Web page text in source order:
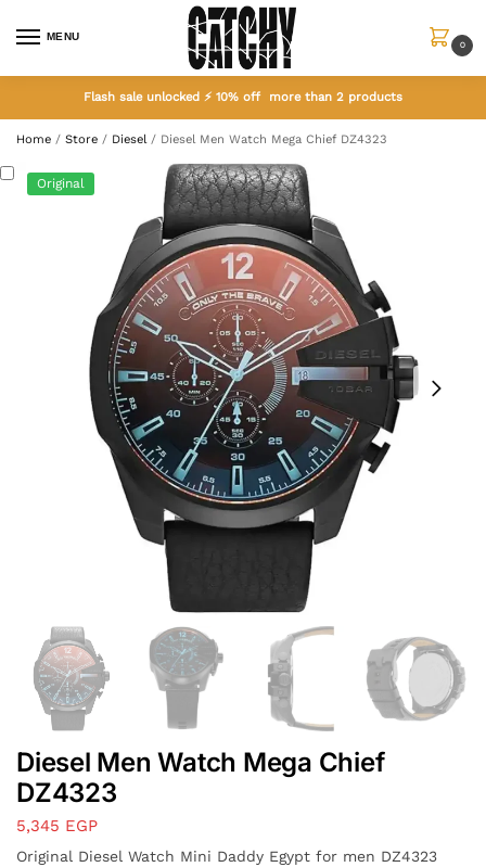
MENU
0
Flash sale unlocked ⚡ 10% off more than 2 products
Home / Store / Diesel / Diesel Men Watch Mega Chief DZ4323
Original
Diesel Men Watch Mega Chief
DZ4323
5,345 EGP
Original Diesel Watch Mini Daddy Egypt for men DZ4323